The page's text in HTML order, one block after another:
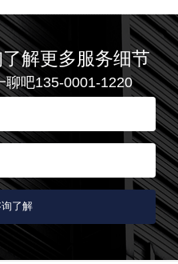
解更多服务细节
聊吧135-0001-1220